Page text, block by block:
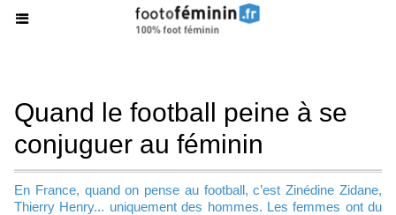
Quand le football peine à se
conjuguer au féminin
En France, quand on pense au football, c’est Zinédine Zidane,
Thierry Henry... uniquement des hommes. Les femmes ont du